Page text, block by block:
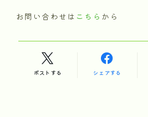
お問い合わせは こちら から
ポストする シェアする